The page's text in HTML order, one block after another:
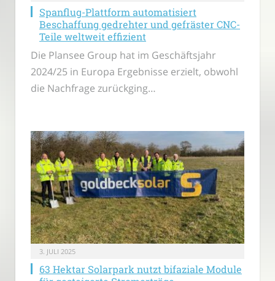
Spanflug-Plattform automatisiert
Beschaffung gedrehter und gefräster CNC-
Teile weltweit effizient
Die Plansee Group hat im Geschäftsjahr
2024/25 in Europa Ergebnisse erzielt, obwohl
die Nachfrage zurückging…
3. JULI 2025
63 Hektar Solarpark nutzt bifaziale Module